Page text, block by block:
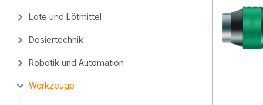
Lote und Lötmittel
Dosiertechnik
Robotik und Automation
Werkzeuge